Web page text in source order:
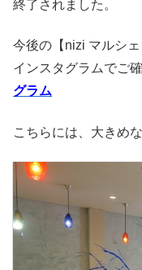
終了されました。
今後の【nizi マルシ
インスタグラムでご
グラム
こちらには、大きめ